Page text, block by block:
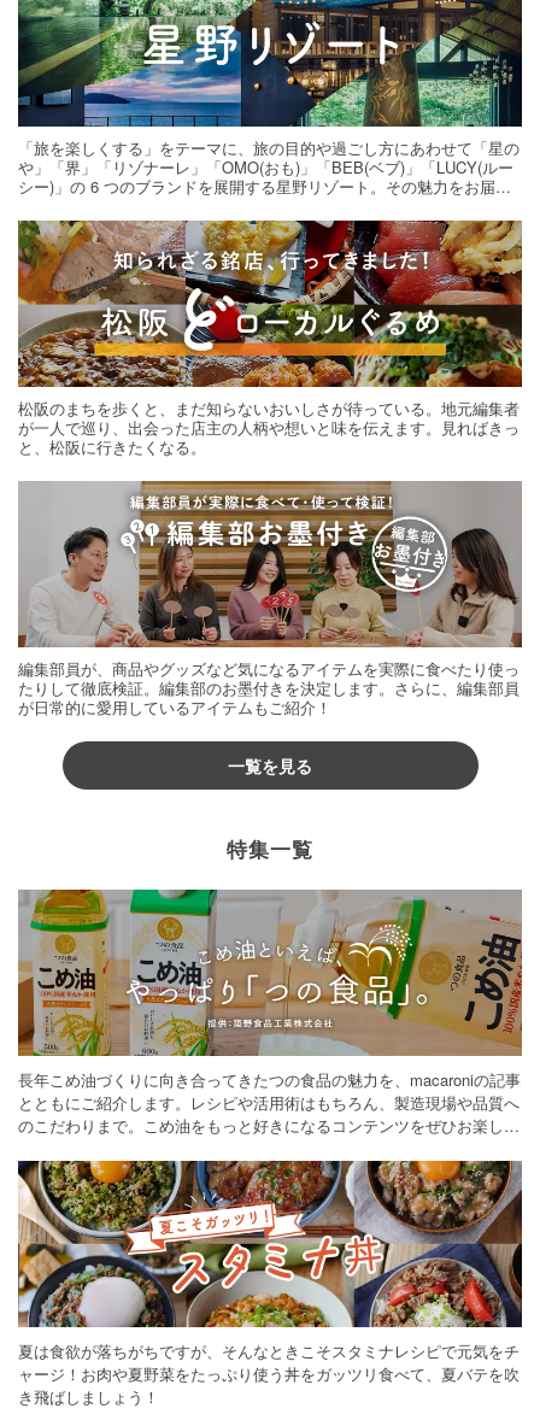
「旅を楽しくする」をテーマに、旅の目的や過ごし方にあわせて「星の
や」「界」「リゾナーレ」「OMO(おも)」「BEB(ベブ)」「LUCY(ルー
シー)」の 6 つのブランドを展開する星野リゾート。その魅力をお届け
松阪のまちを歩くと、まだ知らないおいしさが待っている。地元編集者
が一人で巡り、出会った店主の人柄や想いと味を伝えます。見ればきっ
と、松阪に行きたくなる。
編集部員が、商品やグッズなど気になるアイテムを実際に食べたり使っ
たりして徹底検証。編集部のお墨付きを決定します。さらに、編集部員
が日常的に愛用しているアイテムもご紹介！
一覧を見る
特集一覧
長年こめ油づくりに向き合ってきたつの食品の魅力を、macaroniの記事
とともにご紹介します。レシピや活用術はもちろん、製造現場や品質へ
のこだわりまで。こめ油をもっと好きになるコンテンツをぜひお楽しみ
夏は食欲が落ちがちですが、そんなときこそスタミナレシピで元気をチ
ャージ！お肉や夏野菜をたっぷり使う丼をガッツリ食べて、夏バテを吹
き飛ばしましょう！